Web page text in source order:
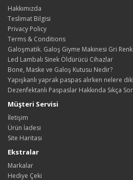
Hakkımızda
Teslimat Bilgisi
Privacy Policy
Terms & Conditions
Galoşmatik. Galoş Giyme Makinesi Gri Renk
Led Lambalı Sinek Öldürücü Cihazlar
Bone, Maske ve Galoş Kutusu Nedir?
Yapışkanlı yaprak paspas alırken nelere
Dezenfektanlı Paspaslar Hakkında Sıkça
Müşteri Servisi
İletişim
Ürün İadesi
Site Haritası
Ekstralar
Markalar
Hediye Çeki